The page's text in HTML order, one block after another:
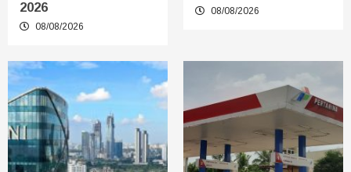
2026
08/08/2026
08/08/2026